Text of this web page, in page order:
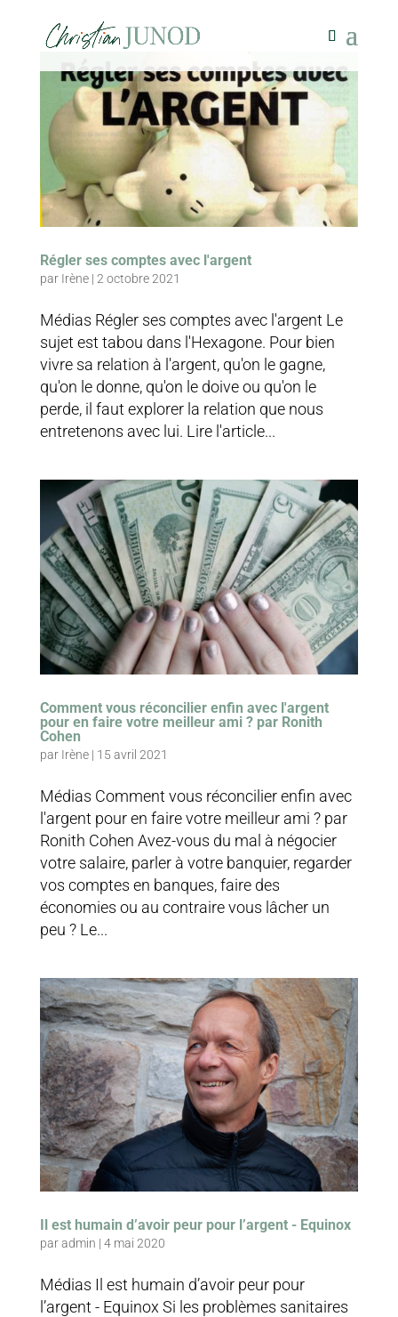
Régler ses comptes avec l'argent
par Irène| 2 octobre 2021
Médias Régler ses comptes avec l'argent Le
sujet est tabou dans l'Hexagone. Pour bien
vivre sa relation à l'argent, qu'on le gagne,
qu'on le donne, qu'on le doive ou qu'on le
perde, il faut explorer la relation que nous
entretenons avec lui. Lire l'article...
Comment vous réconcilier enfin avec l'argent
pour en faire votre meilleur ami ? par Ronith
Cohen
par Irène| 15 avril 2021
Médias Comment vous réconcilier enfin avec
l'argent pour en faire votre meilleur ami ? par
Ronith Cohen Avez-vous du mal à négocier
votre salaire, parler à votre banquier, regarder
vos comptes en banques, faire des
économies ou au contraire vous lâcher un
peu ? Le...
Il est humain d’avoir peur pour l’argent - Equinox
paradmin | 4 mai 2020
Médias Il est humain d’avoir peur pour
l’argent - Equinox Si les problèmes sanitaires